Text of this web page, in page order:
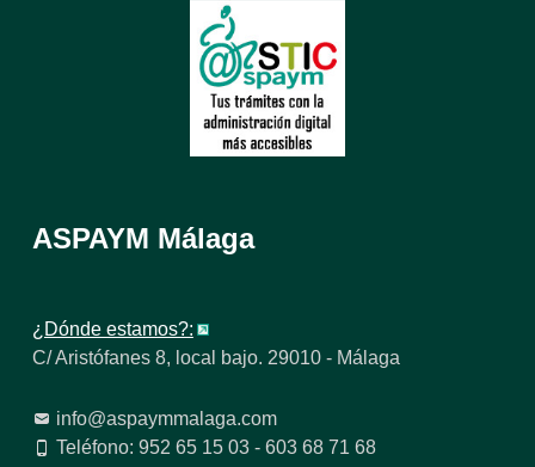
ASPAYM Málaga
¿Dónde estamos?:
C/ Aristófanes 8, local bajo. 29010 - Málaga
info@aspaymmalaga.com
Teléfono: 952 65 15 03 - 603 68 71 68